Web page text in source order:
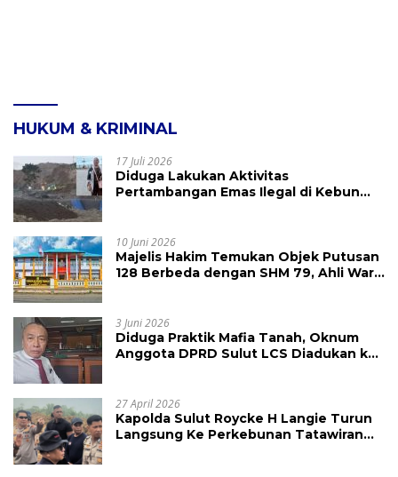
HUKUM & KRIMINAL
17 Juli 2026
Diduga Lakukan Aktivitas
Pertambangan Emas Ilegal di Kebun
10 Juni 2026
Majelis Hakim Temukan Objek Putusan
128 Berbeda dengan SHM 79, Ahli Waris
3 Juni 2026
Diduga Praktik Mafia Tanah, Oknum
Anggota DPRD Sulut LCS Diadukan ke
27 April 2026
Kapolda Sulut Roycke H Langie Turun
Langsung Ke Perkebunan Tatawiran